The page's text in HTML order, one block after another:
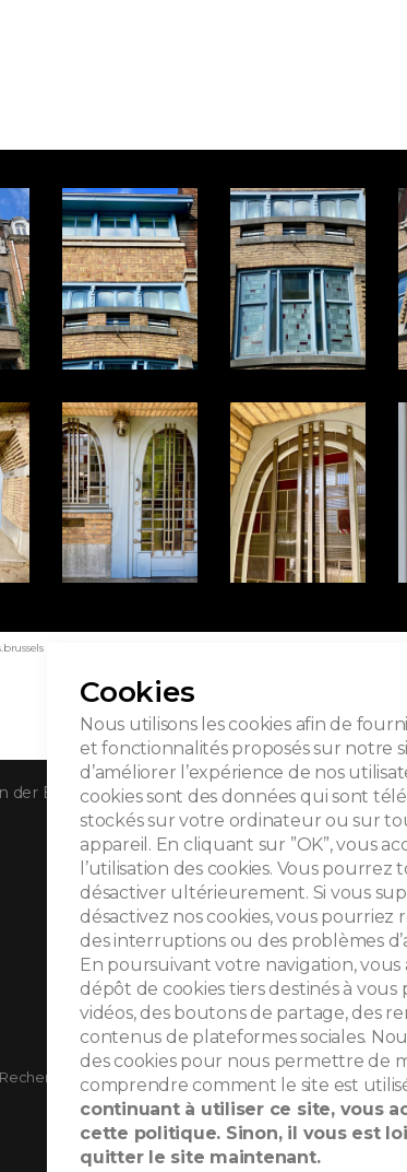
pour toutes les photos
der Elst
Recherche
Cookies
Nous utilisons les cookies afin de
et fonctionnalités proposés sur notre
d’améliorer l’expérience de nos
cookies sont des données qui sont
stockés sur votre ordinateur ou sur
appareil. En cliquant sur ”OK”, vous
l’utilisation des cookies. Vous pourrez
désactiver ultérieurement. Si vous
désactivez nos cookies, vous pourriez
des interruptions ou des problèmes
En poursuivant votre navigation, vous
dépôt de cookies tiers destinés à vous
vidéos, des boutons de partage, des
contenus de plateformes sociales.
des cookies pour nous permettre de
comprendre comment le site est
continuant à utiliser ce site, vous
cette politique. Sinon, il vous est
quitter le site maintenant.